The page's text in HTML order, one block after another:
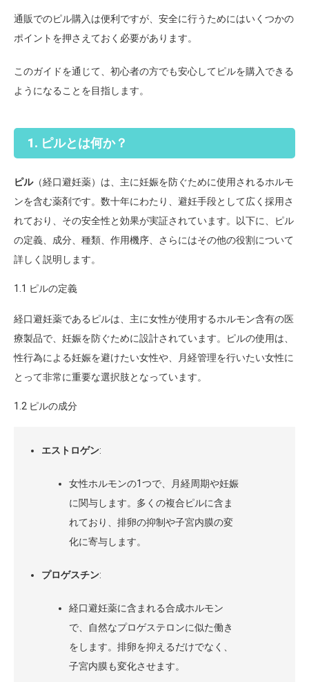
通販でのピル購入は便利ですが、安全に行うためにはいくつかの
ポイントを押さえておく必要があります。
このガイドを通じて、初心者の方でも安心してピルを購入できる
ようになることを目指します。
1. ピルとは何か？
ピル（経口避妊薬）は、主に妊娠を防ぐために使用されるホルモ
ンを含む薬剤です。数十年にわたり、避妊手段として広く採用さ
れており、その安全性と効果が実証されています。以下に、ピル
の定義、成分、種類、作用機序、さらにはその他の役割について
詳しく説明します。
1.1 ピルの定義
経口避妊薬であるピルは、主に女性が使用するホルモン含有の医
療製品で、妊娠を防ぐために設計されています。ピルの使用は、
性行為による妊娠を避けたい女性や、月経管理を行いたい女性に
とって非常に重要な選択肢となっています。
1.2 ピルの成分
エストロゲン:
女性ホルモンの1つで、月経周期や妊娠
に関与します。多くの複合ピルに含ま
れており、排卵の抑制や子宮内膜の変
化に寄与します。
プロゲスチン:
経口避妊薬に含まれる合成ホルモン
で、自然なプロゲステロンに似た働き
をします。排卵を抑えるだけでなく、
子宮内膜も変化させます。